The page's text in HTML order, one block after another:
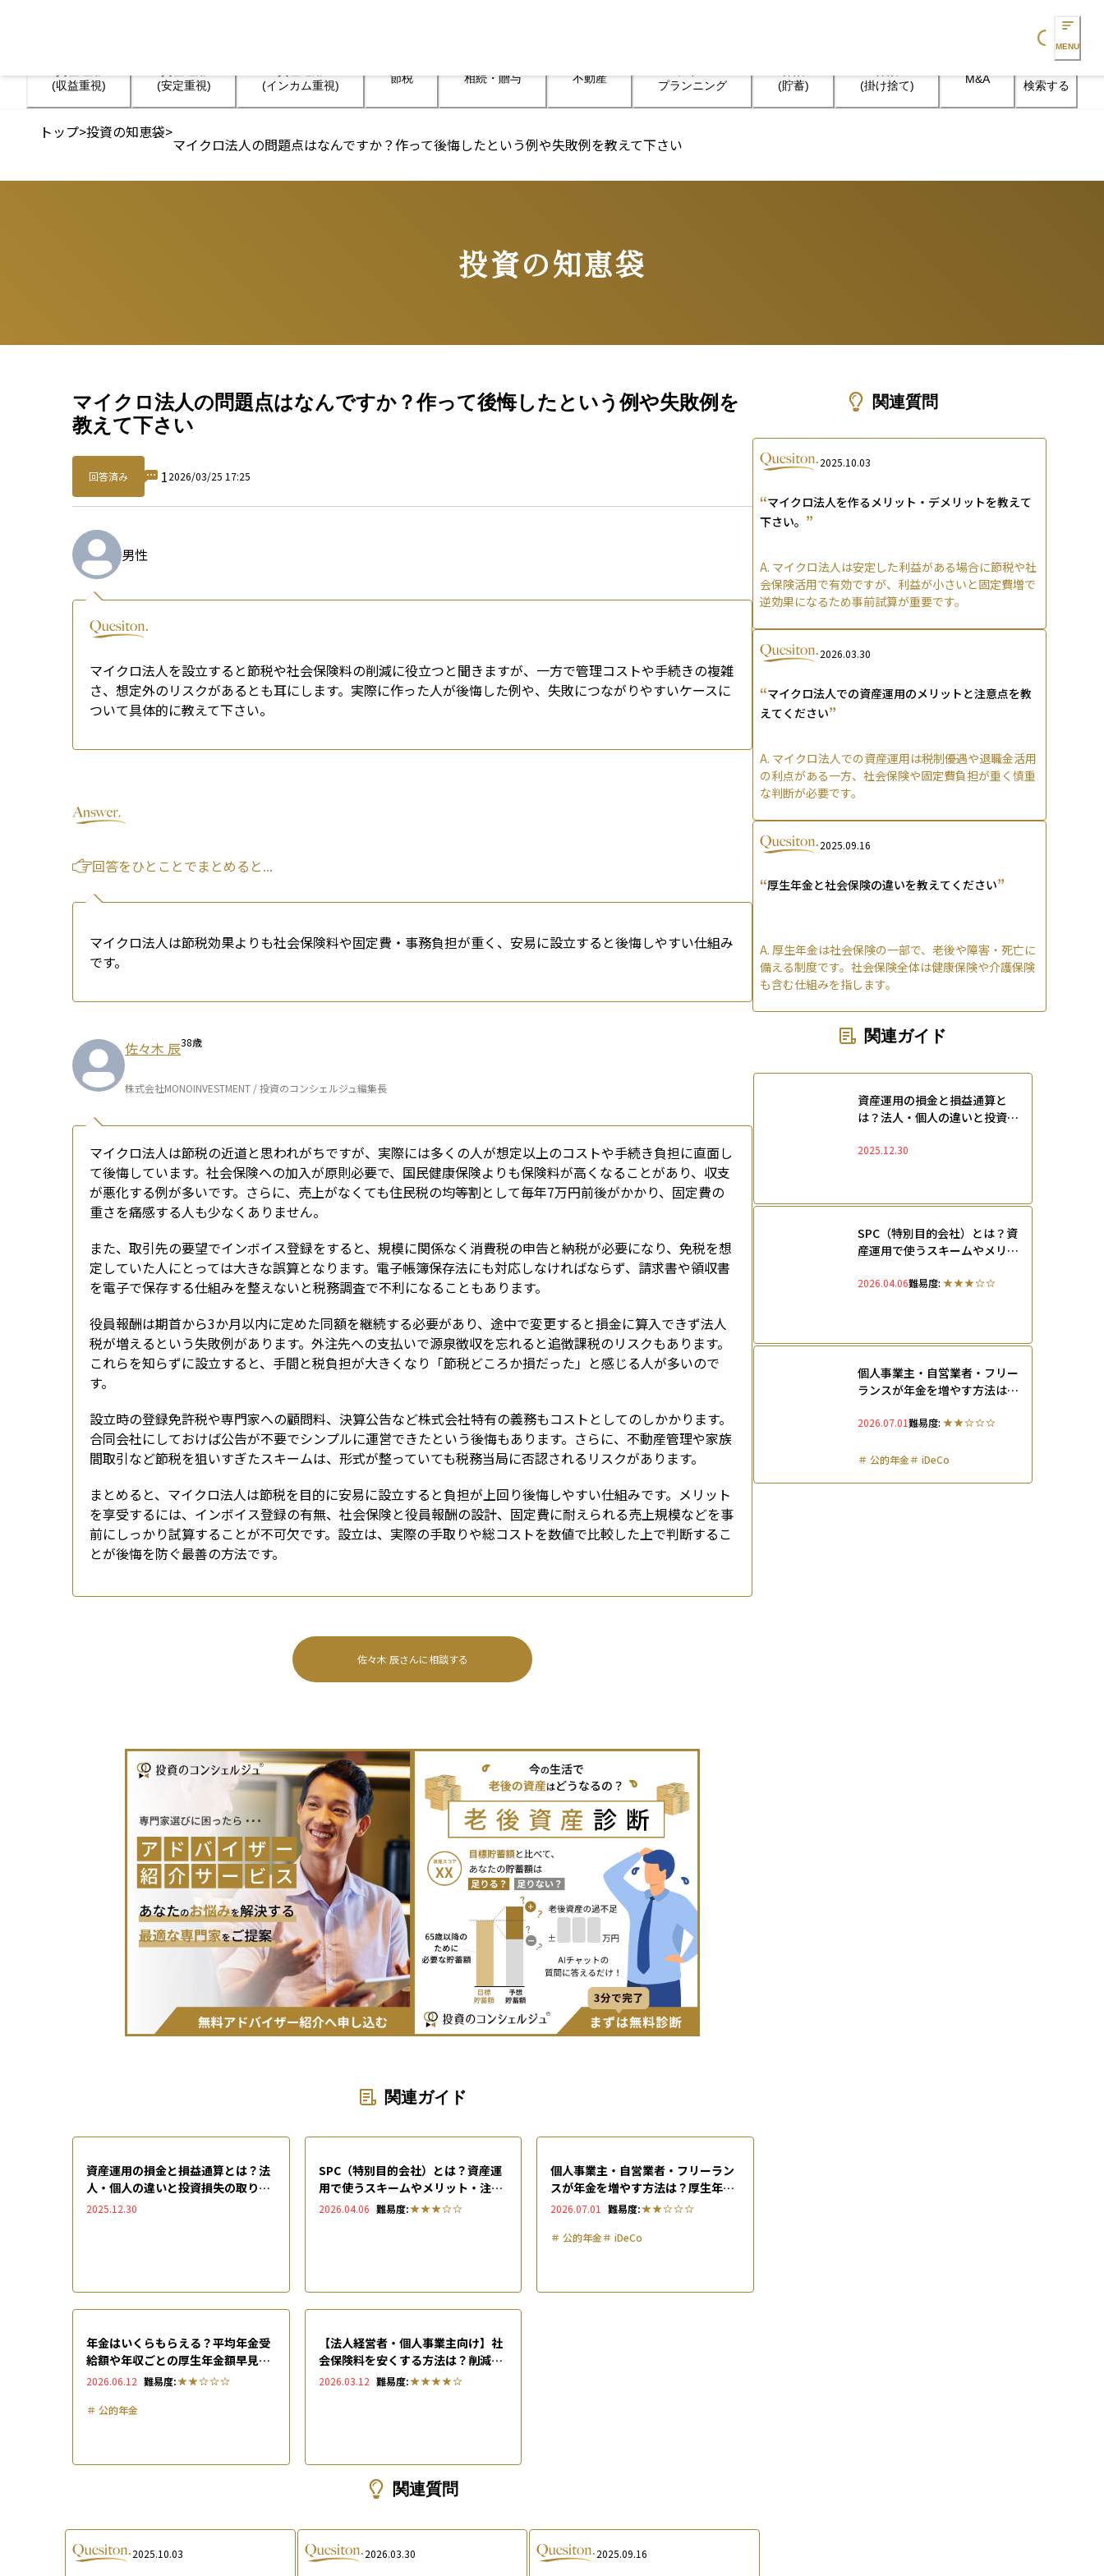
Loading...
MENU
(収益重視)
(安定重視)
(インカム重視)
節税 相続・贈与 不動産
プランニング
(貯蓄)
(掛け捨て)
M&A 検索する
トップ>投資の知恵袋>
マイクロ法人の問題点はなんですか？作って後悔したという例や失敗例を教えて下さい
投資の知恵袋
Questions
マイクロ法人の問題点はなんですか？作って後悔したという例や失敗例を
教えて下さい
回答済み 12026/03/25 17:25
男性
マイクロ法人を設立すると節税や社会保険料の削減に役立つと聞きますが、一方で管理コストや手続きの複雑
さ、想定外のリスクがあるとも耳にします。実際に作った人が後悔した例や、失敗につながりやすいケースに
ついて具体的に教えて下さい。
回答をひとことでまとめると...
マイクロ法人は節税効果よりも社会保険料や固定費・事務負担が重く、安易に設立すると後悔しやすい仕組み
です。
佐々木 辰38歳
株式会社MONOINVESTMENT / 投資のコンシェルジュ編集長
マイクロ法人は節税の近道と思われがちですが、実際には多くの人が想定以上のコストや手続き負担に直面し
て後悔しています。社会保険への加入が原則必要で、国民健康保険よりも保険料が高くなることがあり、収支
が悪化する例が多いです。さらに、売上がなくても住民税の均等割として毎年7万円前後がかかり、固定費の
重さを痛感する人も少なくありません。
また、取引先の要望でインボイス登録をすると、規模に関係なく消費税の申告と納税が必要になり、免税を想
定していた人にとっては大きな誤算となります。電子帳簿保存法にも対応しなければならず、請求書や領収書
を電子で保存する仕組みを整えないと税務調査で不利になることもあります。
役員報酬は期首から3か月以内に定めた同額を継続する必要があり、途中で変更すると損金に算入できず法人
税が増えるという失敗例があります。外注先への支払いで源泉徴収を忘れると追徴課税のリスクもあります。
これらを知らずに設立すると、手間と税負担が大きくなり「節税どころか損だった」と感じる人が多いので
す。
設立時の登録免許税や専門家への顧問料、決算公告など株式会社特有の義務もコストとしてのしかかります。
合同会社にしておけば公告が不要でシンプルに運営できたという後悔もあります。さらに、不動産管理や家族
間取引など節税を狙いすぎたスキームは、形式が整っていても税務当局に否認されるリスクがあります。
まとめると、マイクロ法人は節税を目的に安易に設立すると負担が上回り後悔しやすい仕組みです。メリット
を享受するには、インボイス登録の有無、社会保険と役員報酬の設計、固定費に耐えられる売上規模などを事
前にしっかり試算することが不可欠です。設立は、実際の手取りや総コストを数値で比較した上で判断するこ
とが後悔を防ぐ最善の方法です。
佐々木 辰さんに相談する
関連ガイド
資産運用の損金と損益通算とは？法
人・個人の違いと投資損失の取り扱
いを徹底解説
2025.12.30
SPC（特別目的会社）とは？資産運
用で使うスキームやメリット・注意
点を徹底解説
2026.04.06 難易度:
個人事業主・自営業者・フリーラン
スが年金を増やす方法は？厚生年金
の代わりとなる7つの制度を解説
2026.07.01 難易度:
＃公的年金＃iDeCo
年金はいくらもらえる？平均年金受
給額や年収ごとの厚生年金額早見
表、何年で元が取れるのかを解説
2026.06.12 難易度:
＃ 公的年金
【法人経営者・個人事業主向け】社
会保険料を安くする方法は？削減ス
キームを紹介
2026.03.12 難易度:
関連質問
2025.10.03 2026.03.30 2025.09.16
関連質問
2025.10.03
“マイクロ法人を作るメリット・デメリットを教えて
下さい。 ”
A. マイクロ法人は安定した利益がある場合に節税や社
会保険活用で有効ですが、利益が小さいと固定費増で
逆効果になるため事前試算が重要です。
2026.03.30
“マイクロ法人での資産運用のメリットと注意点を教
えてください”
A. マイクロ法人での資産運用は税制優遇や退職金活用
の利点がある一方、社会保険や固定費負担が重く慎重
な判断が必要です。
2025.09.16
“厚生年金と社会保険の違いを教えてください”
A. 厚生年金は社会保険の一部で、老後や障害・死亡に
備える制度です。社会保険全体は健康保険や介護保険
も含む仕組みを指します。
関連ガイド
資産運用の損金と損益通算と
は？法人・個人の違いと投資損
2025.12.30
SPC（特別目的会社）とは？資
産運用で使うスキームやメリッ
2026.04.06難易度:
個人事業主・自営業者・フリー
ランスが年金を増やす方法は？
制度を解説
2026.07.01難易度:
＃公的年金＃iDeCo